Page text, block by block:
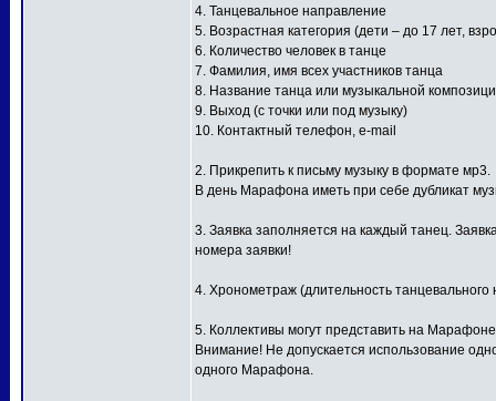
4. Танцевальное направление
5. Возрастная категория (дети – до 17 лет,
6. Количество человек в танце
7. Фамилия, имя всех участников танца
8. Название танца или музыкальной
9. Выход (с точки или под музыку)
10. Контактный телефон, e-mail
2. Прикрепить к письму музыку в формате мр3.
В день Марафона иметь при себе дубликат
3. Заявка заполняется на каждый танец.
номера заявки!
4. Хронометраж (длительность танцевального
5. Коллективы могут представить на
Внимание! Не допускается использование
одного Марафона.